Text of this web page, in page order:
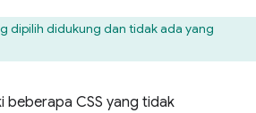
dipilih didukung dan tidak ada yang
beberapa CSS yang tidak